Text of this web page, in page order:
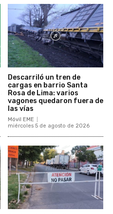
Descarriló un tren de
cargas en barrio Santa
Rosa de Lima: varios
vagones quedaron fuera de
las vías
Móvil EME
miércoles 5 de agosto de 2026